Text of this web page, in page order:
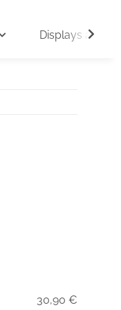
Displays auf
30,90 €